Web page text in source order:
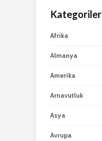
Kategoriler
Afrika
Almanya
Amerika
Arnavutluk
Asya
Avrupa